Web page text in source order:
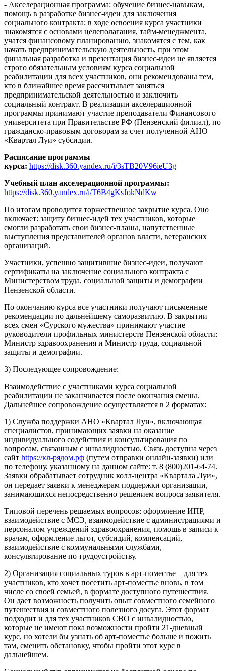
- Акселерационная программа: обучение бизнес-навыкам,
помощь в разработке бизнес-идеи для заключения
социального контракта; в ходе освоения курса участники
знакомятся с основами целеполагания, тайм-менеджмента,
учатся финансовому планированию, знакомятся с тем, как
начать предпринимательскую деятельность, при этом
финальная разработка и презентация бизнес-идеи не является
строго обязательным условиям курса социальной
реабилитации для всех участников, они рекомендованы тем,
кто в ближайшее время рассчитывает заняться
предпринимательской деятельностью и заключить
социальный контракт. В реализации акселерационной
программы принимают участие преподаватели Финансового
университета при Правительстве РФ (Пензенский филиал), по
гражданско-правовым договорам за счет полученной АНО
«Квартал Луи» субсидии.
Расписание программы
курса: https://disk.360.yandex.ru/i/3sTB20V96ieU3g
Учебный план акселерационной программы:
https://disk.360.yandex.ru/i/T6B4gKsJokNdKw
По итогам проводится торжественное закрытие курса. Оно
включает: защиту бизнес-идей тех участников, которые
смогли разработать свои бизнес-планы, напутственные
выступления представителей органов власти, ветеранских
организаций.
Участники, успешно защитившие бизнес-идеи, получают
сертификаты на заключение социального контракта с
Министерством труда, социальной защиты и демографии
Пензенской области.
По окончанию курса все участники получают письменные
рекомендации по дальнейшему саморазвитию. В закрытии
всех смен «Сурского мужества» принимают участие
руководители профильных министерств Пензенской области:
Министр здравоохранения и Министр труда, социальной
защиты и демографии.
3) Последующее сопровождение:
Взаимодействие с участниками курса социальной
реабилитации не заканчивается после окончания смены.
Дальнейшее сопровождение осуществляется в 2 форматах:
1) Служба поддержки АНО «Квартал Луи», включающая
специалистов, принимающих заявки на оказание
индивидуального содействия и консультирования по
вопросам, связанным с инвалидностью. Связь доступна через
сайт https://кл-рядом.рф (путем отправки онлайн-заявки) или
по телефону, указанному на данном сайте: т. 8 (800)201-64-74.
Заявки обрабатывает сотрудник колл-центра «Квартала Луи»,
он передает заявки к менеджерам поддержки организации,
занимающихся непосредственно решением вопроса заявителя.
Типовой перечень решаемых вопросов: оформление ИПР,
взаимодействие с МСЭ, взаимодействие с администрациями и
персоналом учреждений здравоохранения, помощь в записи к
врачам, оформление льгот, субсидий, компенсаций,
взаимодействие с коммунальными службами,
консультирование по трудоустройству.
2) Организация социальных туров в арт-поместье – для тех
участников, кто хочет посетить арт-поместье вновь, в том
числе со своей семьей, в формате доступного путешествия.
Он дает возможность получить опыт совместного семейного
путешествия и совместного полезного досуга. Этот формат
подходит и для тех участников СВО с инвалидностью,
которые не имеют пока возможности пройти 21-дневный
курс, но хотели бы узнать об арт-поместье больше и пожить
там, сменить обстановку, чтобы пройти этот курс в
дальнейшем.